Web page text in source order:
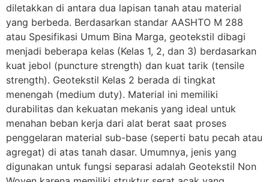
diletakkan di antara dua lapisan tanah atau material
yang berbeda. Berdasarkan standar AASHTO M 288
atau Spesifikasi Umum Bina Marga, geotekstil dibagi
menjadi beberapa kelas (Kelas 1, 2, dan 3) berdasarkan
kuat jebol (puncture strength) dan kuat tarik (tensile
strength). Geotekstil Kelas 2 berada di tingkat
menengah (medium duty). Material ini memiliki
durabilitas dan kekuatan mekanis yang ideal untuk
menahan beban kerja dari alat berat saat proses
penggelaran material sub-base (seperti batu pecah atau
agregat) di atas tanah dasar. Umumnya, jenis yang
digunakan untuk fungsi separasi adalah Geotekstil Non